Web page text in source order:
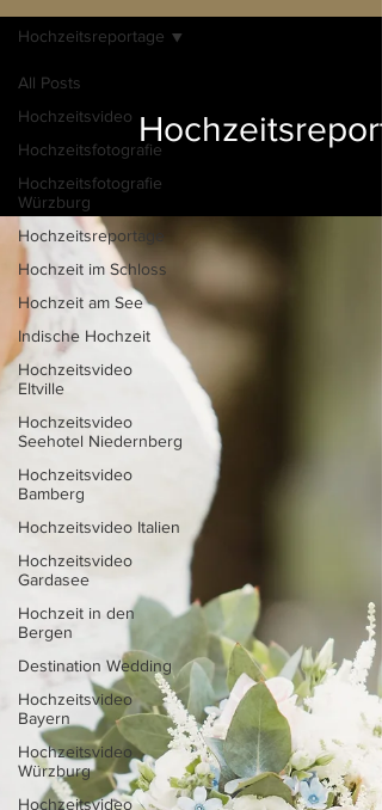
All Posts
Hochzeitsvideo
Hochzeitsfotografie
Hochzeitsfotografie
Würzburg
Hochzeitsreportage
Hochzeit im Schloss
Hochzeit am See
Indische Hochzeit
Hochzeitsvideo
Eltville
Hochzeitsvideo
Seehotel Niedernberg
Hochzeitsvideo
Bamberg
Hochzeitsvideo Italien
Hochzeitsvideo
Gardasee
Hochzeit in den
Bergen
Destination Wedding
Hochzeitsvideo
Bayern
Hochzeitsvideo
Würzburg
Hochzeitsvideo
Hochzeitsreportage